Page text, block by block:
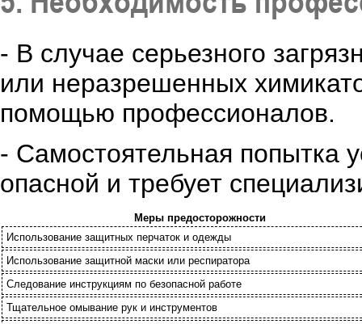
- В случае серьезного
или неразрешенных
помощью профессионалов.
- Самостоятельная попытка
опасной и требует
Меры предосторожности
Использование защитных перчаток и одежды
Использование защитной маски или респиратора
Следование инструкциям по безопасной работе
Тщательное омывание рук и инструментов